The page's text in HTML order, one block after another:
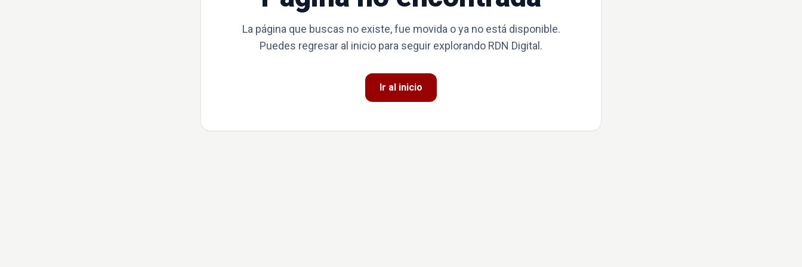
La página que buscas no existe, fue movida o ya no está disponible.
Puedes regresar al inicio para seguir explorando RDN Digital.
Ir al inicio